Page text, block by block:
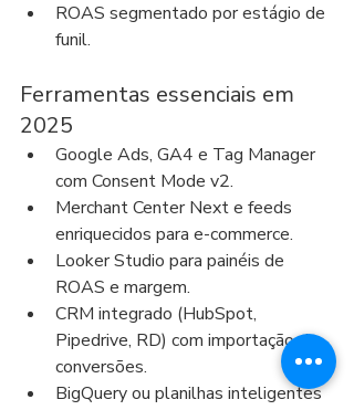
ROAS segmentado por estágio de
funil.
Ferramentas essenciais em
2025
Google Ads, GA4 e Tag Manager
com Consent Mode v2.
Merchant Center Next e feeds
enriquecidos para e-commerce.
Looker Studio para painéis de
ROAS e margem.
CRM integrado (HubSpot,
Pipedrive, RD) com importação de
conversões.
BigQuery ou planilhas inteligentes